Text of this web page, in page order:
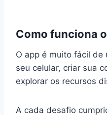
Como funciona
O app é muito fácil
seu celular, criar sua
explorar os recursos
A cada desafio